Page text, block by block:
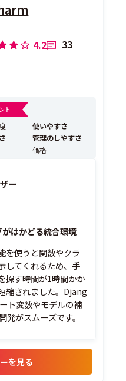
4.2 33
ト
使いやすさ
管理のしやすさ
価格
ー
はかどる統合環境
を使うと関数やクラ
してくれるため、手
探す時間が1時間かか
縮されました。Djang
ト変数やモデルの補
発がスムーズです。
を見る